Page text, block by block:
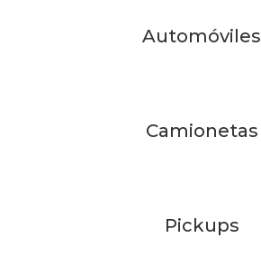
Automóviles
Camionetas
Pickups